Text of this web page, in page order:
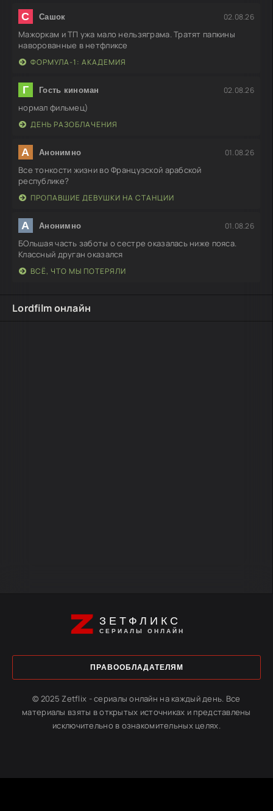
С Сашок 02.08.26
Мажоркам и ТП ужа мало нельзяграма. Тратят папкины
наворованные в нетфликсе
ФОРМУЛА-1: АКАДЕМИЯ
Г Гость киноман 02.08.26
нормал фильмец)
ДЕНЬ РАЗОБЛАЧЕНИЯ
А Анонимно 01.08.26
Все тонкости жизни во Французской арабской
республике?
ПРОПАВШИЕ ДЕВУШКИ НА СТАНЦИИ
А Анонимно 01.08.26
БОльшая часть заботы о сестре оказалась ниже пояса.
Классный друган оказался
ВСЁ, ЧТО МЫ ПОТЕРЯЛИ
Lordfilm онлайн
ЗЕТФЛИКС
СЕРИАЛЫ ОНЛАЙН
ПРАВООБЛАДАТЕЛЯМ
© 2025 Zetflix - сериалы онлайн на каждый день. Все
материалы взяты в открытых источниках и представлены
исключительно в ознакомительных целях.